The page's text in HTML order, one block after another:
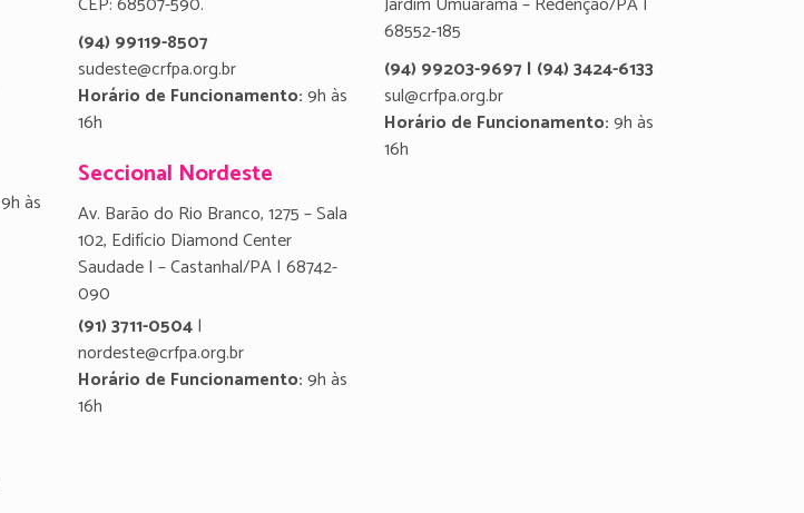
9h às
(94) 99119-8507
sudeste@crfpa.org.br
Horário de Funcionamento:9h às
16h
Seccional Nordeste
Av. Barão do Rio Branco, 1275 – Sala
102, Edifício Diamond Center
Saudade I – Castanhal/PA | 68742-
090
(91) 3711-0504|
nordeste@crfpa.org.br
Horário de Funcionamento:9h às
16h
68552-185
(94) 99203-9697 | (94) 3424-6133
sul@crfpa.org.br
Horário de Funcionamento:9h às
16h